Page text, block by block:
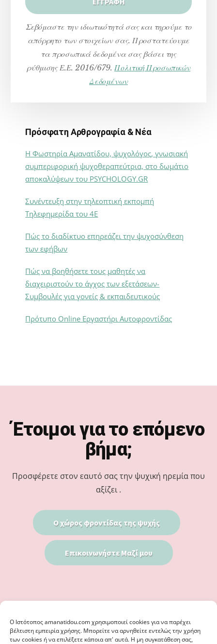
Ο Iστότοπος amanatidou.com χρησιμοποιεί cookies για να παρέχει
βέλτιστη εμπειρία χρήσης. Μπορείτε να αρνηθείτε εντελώς την χρήση
των cookies ή να επιλέξετε κάποια απ' αυτά. Η μη συγκατάθεση σας,
Σεβόμαστε την ιδιωτικότητά σας και τηρούμε το
απόρρητο των στοιχείων σας. Προστατεύουμε
τα προσωπικά δεδομένα σας βάσει της
ρύθμισης Ε.Ε. 2016/679. Πολιτική Προσωπικών
Δεδομένων
Πρόσφατη Αρθρογραφία & Νέα
Η Φωστηρία Αμανατίδου, ψυχολόγος, γνωσιακή
συμπεριφορική ψυχοθεραπεύτρια, στο δωμάτιο
αποκαλύψεων του PSYCHOLOGY.GR
Συνέντευξη στην τηλεοπτική εκπομπή
Τηλεφημερίδα του 4Ε
Πώς το διαδίκτυο επηρεάζει την ψυχοσύνθεση
των εφήβων
Πώς να βοηθήσετε τους μαθητές να
διαχειριστούν το άγχος των εξετάσεων-
Συμβουλές για γονείς & εκπαιδευτικούς
Πρότυπο Online Εργαστήρι Αυτοφροντίδας
Έτοιμοι για το επόμενο
βήμα;
Προσφέρετε στον εαυτό σας την ψυχική ηρεμία που
αξίζει .
Ο χώρος φροντίδας της ψυχής
Επικοινωνήστε Μαζί μου